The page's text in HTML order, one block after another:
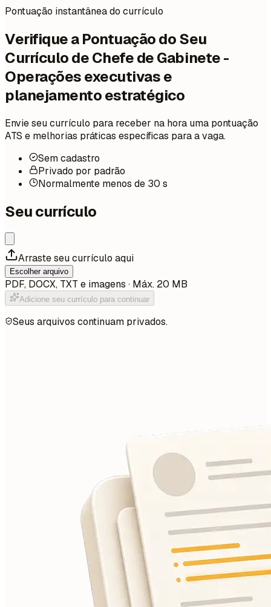
Pontuação instantânea do currículo
Verifique a Pontuação do Seu
Currículo de Chefe de Gabinete -
Operações executivas e
planejamento estratégico
Envie seu currículo para receber na hora uma pontuação
ATS e melhorias práticas específicas para a vaga.
Sem cadastro
Privado por padrão
Normalmente menos de 30 s
Seu currículo
Arraste seu currículo aqui
Escolher arquivo
PDF, DOCX, TXT e imagens · Máx. 20 MB
Adicione seu currículo para continuar
Seus arquivos continuam privados.